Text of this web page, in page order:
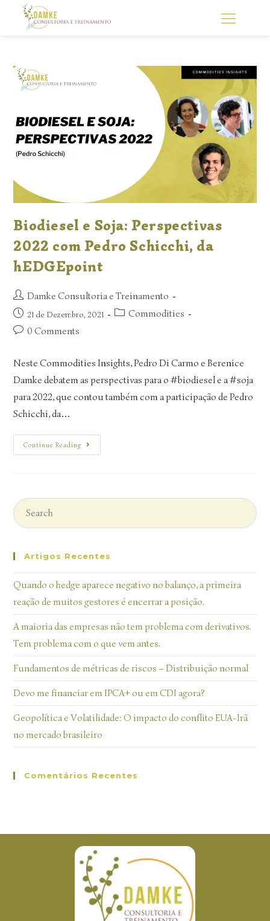
Biodiesel e Soja: Perspectivas
2022 com Pedro Schicchi, da
hEDGEpoint
Damke Consultoria e Treinamento
21 de Dezembro, 2021
Commodities
0 Comments
Neste Commodities Insights, Pedro Di Carmo e Berenice
Damke debatem as perspectivas para o #biodiesel e a #soja
para 2022, que contou também com a participação de Pedro
Schicchi, da…
Continue Reading
Artigos Recentes
Quando o hedge aparece negativo no balanço, a primeira
reação de muitos gestores é encerrar a posição.
A maioria das empresas não tem problema com derivativos.
Tem problema com o que vem antes.
Fundamentos de métricas de riscos – Distribuição normal
Devo me financiar em IPCA+ ou em CDI agora?
Geopolítica e Volatilidade: O impacto do conflito EUA-Irã
no mercado brasileiro
Comentários Recentes